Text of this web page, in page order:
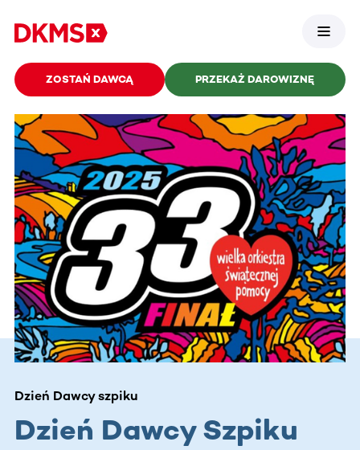
ZOSTAŃ DAWCĄ PRZEKAŻ DAROWIZNĘ
Dzień Dawcy szpiku
Dzień Dawcy Szpiku